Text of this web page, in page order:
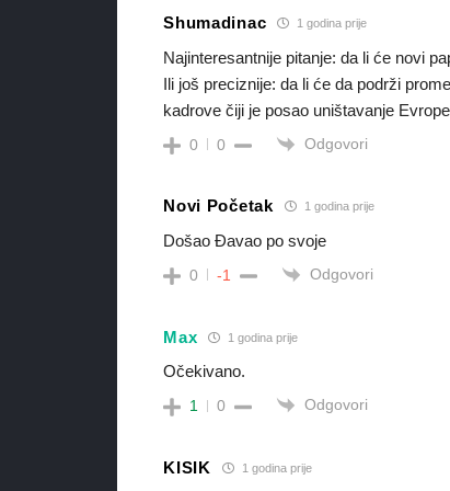
Shumadinac 1 godina prije
Najinteresantnije pitanje: da li će novi
Ili još preciznije: da li će da podrži
kadrove čiji je posao uništavanje
0 0 Odgovori
Novi Početak 1 godina prije
Došao Đavao po svoje
0 -1 Odgovori
Max 1 godina prije
Očekivano.
1 0 Odgovori
KISIK 1 godina prije